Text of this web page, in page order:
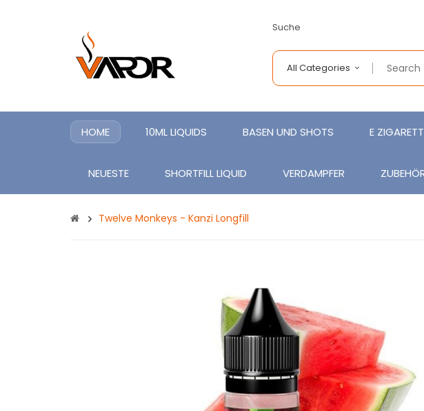
Suche
All Categories
HOME 10ML LIQUIDS BASEN UND SHOTS E
NEUESTE SHORTFILL LIQUID VERDAMPFER
Twelve Monkeys - Kanzi Longfill